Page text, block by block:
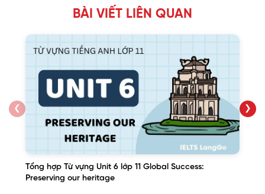
BÀI VIẾT LIÊN QUAN
❮
Tổng hợp Từ vựng Unit 6 lớp 11 Global Success:
Preserving our heritage
❯